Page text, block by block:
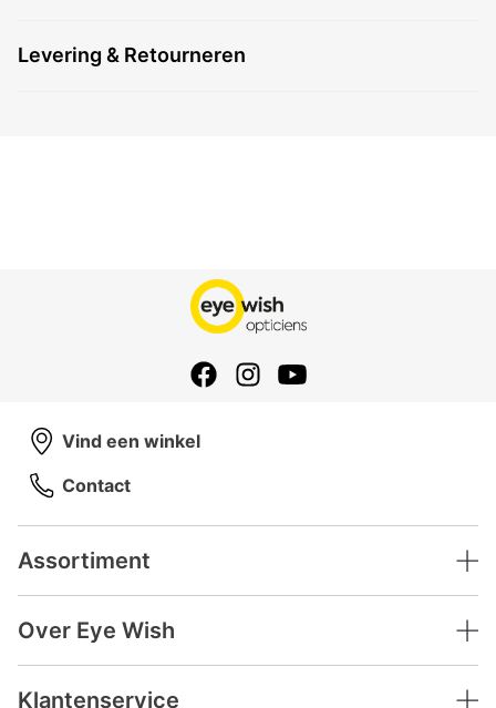
Levering & Retourneren
Assortiment
Over Eye Wish
Klantenservice
Vind een winkel
Contact